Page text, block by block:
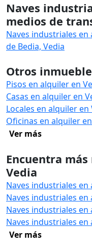
Naves
medios de
Naves industriales en
de Bedia, Vedia
Otros
Pisos en alquiler en
Casas en alquiler en
Locales en alquiler en
Oficinas en alquiler
Ver más
Encuentra
Vedia
Naves industriales en
Naves industriales
Naves industriales
Naves industriales
Ver más